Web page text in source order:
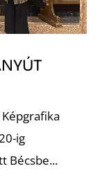
ig
Bécsbe...